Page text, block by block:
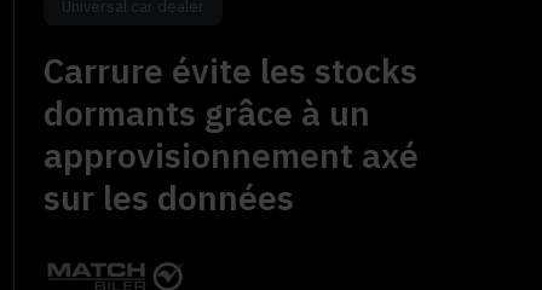
Universal car dealer
Carrure évite les stocks
dormants grâce à un
approvisionnement axé
sur les données